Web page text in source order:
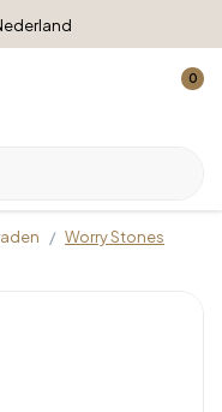
0
Worry Stones